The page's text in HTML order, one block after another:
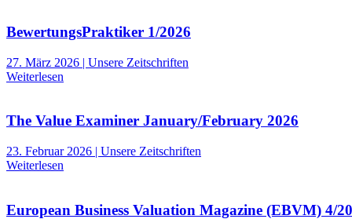
BewertungsPraktiker 1/2026
27. März 2026 | Unsere Zeitschriften
Weiterlesen
The Value Examiner January/February 2026
23. Februar 2026 | Unsere Zeitschriften
Weiterlesen
European Business Valuation Magazine (EBVM) 4/